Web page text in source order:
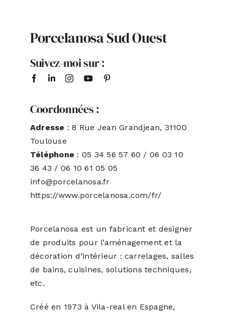
Porcelanosa Sud Ouest
Suivez-moi sur :
Coordonnées :
Adresse : 8 Rue Jean Grandjean, 31100
Toulouse
Téléphone : 05 34 56 57 60 / 06 03 10
36 43 / 06 10 61 05 05
info@porcelanosa.fr
https://www.porcelanosa.com/fr/
Porcelanosa est un fabricant et designer
de produits pour l’aménagement et la
décoration d’intérieur : carrelages, salles
de bains, cuisines, solutions techniques,
etc.
Créé en 1973 à Vila-real en Espagne,
S’ABONNER